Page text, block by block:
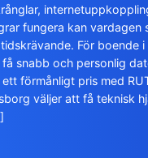
fungera kan vardagen
För boende
snabb och personlig
ett förmånligt pris med
väljer att få teknisk